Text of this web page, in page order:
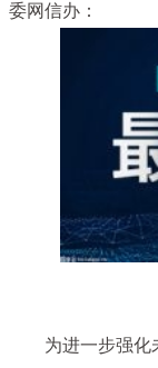
委网信办：
为进一步强化